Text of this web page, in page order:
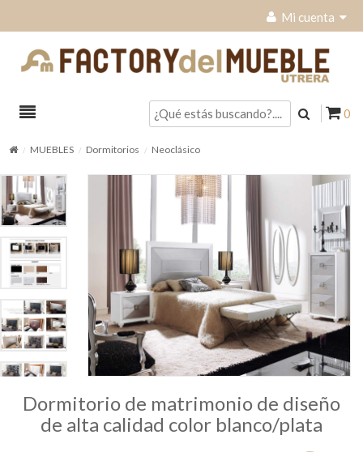
Mi cuenta
0
MUEBLES Dormitorios Neoclásico
Dormitorio de matrimonio de diseño
de alta calidad color blanco/plata